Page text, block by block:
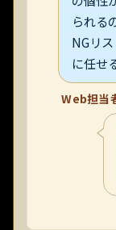
られる
NGリ
に任せ
Web担当